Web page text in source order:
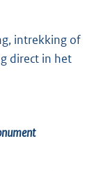
intrekking of
direct in het